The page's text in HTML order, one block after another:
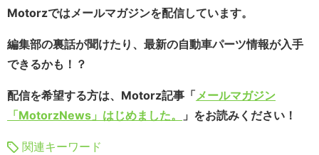
Motorzではメールマガジンを配信しています。
編集部の裏話が聞けたり、最新の自動車パーツ情報が入手
できるかも！？
配信を希望する方は、Motorz記事「メールマガジン
「MotorzNews」はじめました。
」をお読みください！
関連キーワード